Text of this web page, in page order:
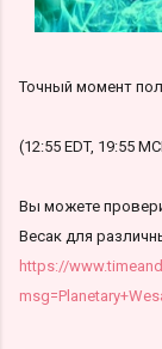
Точный момент
(12:55 EDT, 19:55
Вы можете
Весак для
https://